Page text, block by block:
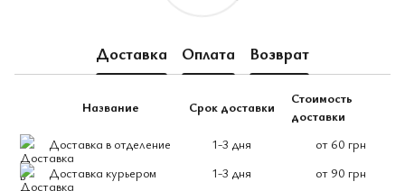
Доставка Оплата Возврат
Название Срок доставки
Стоимость
доставки
Доставка в отделение
1-3 дня
от 60 грн
Доставка курьером
1-3 дня
от 90 грн